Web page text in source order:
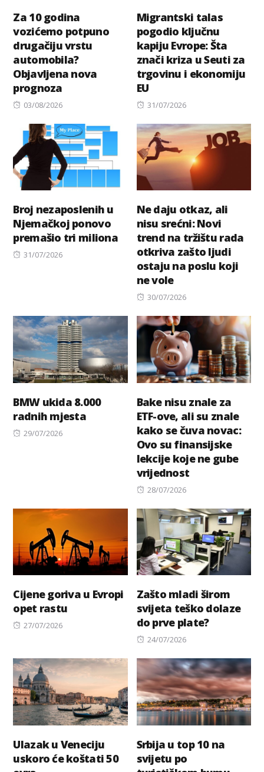
Za 10 godina
vozićemo potpuno
drugačiju vrstu
automobila?
Objavljena nova
prognoza
Posted
03/08/2026
Migrantski talas
pogodio ključnu
kapiju Evrope: Šta
znači kriza u Seuti za
trgovinu i ekonomiju
EU
Posted
31/07/2026
Broj nezaposlenih u
Njemačkoj ponovo
premašio tri miliona
Posted
31/07/2026
Ne daju otkaz, ali
nisu srećni: Novi
trend na tržištu rada
otkriva zašto ljudi
ostaju na poslu koji
ne vole
Posted
30/07/2026
BMW ukida 8.000
radnih mjesta
Posted
29/07/2026
Bake nisu znale za
ETF-ove, ali su znale
kako se čuva novac:
Ovo su finansijske
lekcije koje ne gube
vrijednost
Posted
28/07/2026
Cijene goriva u Evropi
opet rastu
Posted
27/07/2026
Zašto mladi širom
svijeta teško dolaze
do prve plate?
Posted
24/07/2026
Ulazak u Veneciju
uskoro će koštati 50
Srbija u top 10 na
svijetu po